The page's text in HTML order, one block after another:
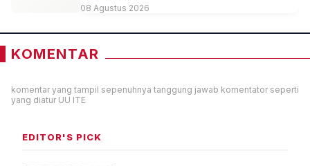
08 Agustus 2026
KOMENTAR
komentar yang tampil sepenuhnya tanggung jawab komentator seperti
yang diatur UU ITE
EDITOR'S PICK